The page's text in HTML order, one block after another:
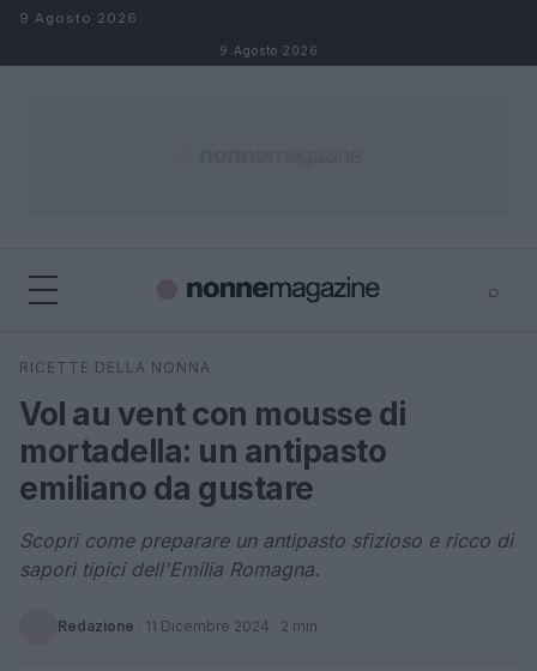
Salta al contenuto
9 Agosto 2026
9 Agosto 2026
⌕
Cerca
RICETTE DELLA NONNA
Vol au vent con mousse di
mortadella: un antipasto
emiliano da gustare
Scopri come preparare un antipasto sfizioso e ricco di
sapori tipici dell'Emilia Romagna.
Redazione · 11 Dicembre 2024 · 2 min